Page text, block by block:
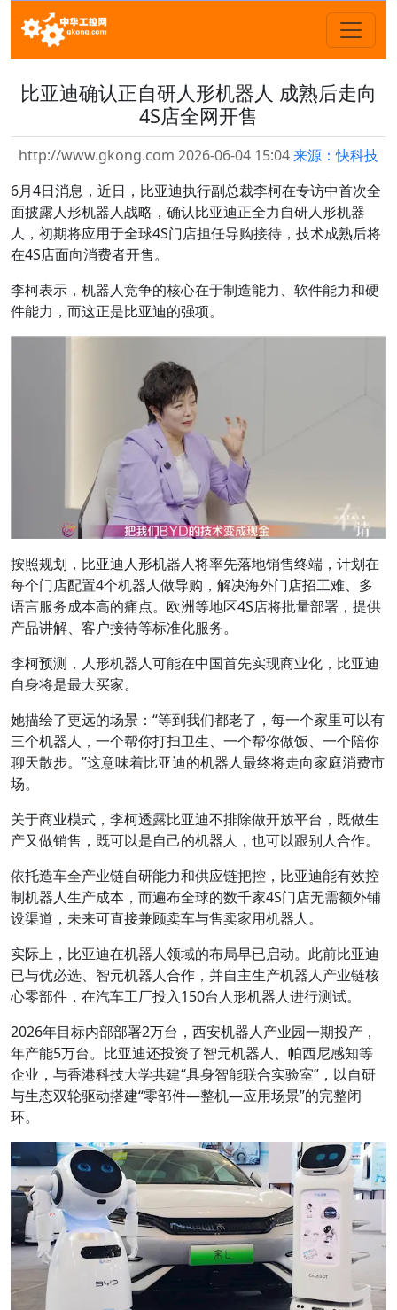
比亚迪确认正自研人形机器人 成熟后走向
4S店全网开售
http://www.gkong.com 2026-06-04 15:04来源：快科技
6月4日消息，近日，比亚迪执行副总裁李柯在专访中首次全
面披露人形机器人战略，确认比亚迪正全力自研人形机器
人，初期将应用于全球4S门店担任导购接待，技术成熟后将
在4S店面向消费者开售。
李柯表示，机器人竞争的核心在于制造能力、软件能力和硬
件能力，而这正是比亚迪的强项。
按照规划，比亚迪人形机器人将率先落地销售终端，计划在
每个门店配置4个机器人做导购，解决海外门店招工难、多
语言服务成本高的痛点。欧洲等地区4S店将批量部署，提供
产品讲解、客户接待等标准化服务。
李柯预测，人形机器人可能在中国首先实现商业化，比亚迪
自身将是最大买家。
她描绘了更远的场景：“等到我们都老了，每一个家里可以有
三个机器人，一个帮你打扫卫生、一个帮你做饭、一个陪你
聊天散步。”这意味着比亚迪的机器人最终将走向家庭消费市
场。
关于商业模式，李柯透露比亚迪不排除做开放平台，既做生
产又做销售，既可以是自己的机器人，也可以跟别人合作。
依托造车全产业链自研能力和供应链把控，比亚迪能有效控
制机器人生产成本，而遍布全球的数千家4S门店无需额外铺
设渠道，未来可直接兼顾卖车与售卖家用机器人。
实际上，比亚迪在机器人领域的布局早已启动。此前比亚迪
已与优必选、智元机器人合作，并自主生产机器人产业链核
心零部件，在汽车工厂投入150台人形机器人进行测试。
2026年目标内部部署2万台，西安机器人产业园一期投产，
年产能5万台。比亚迪还投资了智元机器人、帕西尼感知等
企业，与香港科技大学共建“具身智能联合实验室”，以自研
与生态双轮驱动搭建“零部件—整机—应用场景”的完整闭
环。